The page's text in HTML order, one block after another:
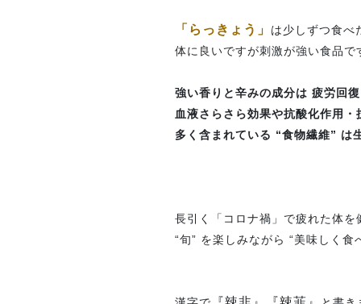
「らっきょう」 は少しずつ食べ
体に良いですが刺激が強い食品
強い香りと辛みの成分は 疲労回
血液さらさら効果や抗酸化作用
多く含まれている “食物繊維” は
長引く「コロナ禍」で疲れた体
“旬” を楽しみながら “美味しく